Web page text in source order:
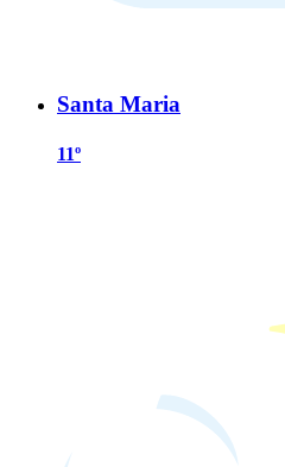
Santa Maria
11º